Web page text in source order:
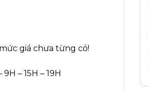
giá chưa từng có!
– 15H – 19H